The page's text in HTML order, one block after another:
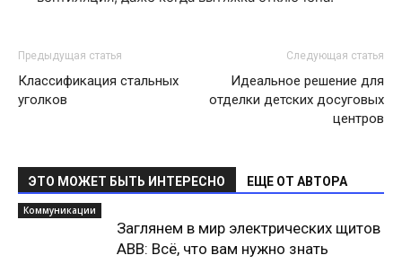
Предыдущая статья
Классификация стальных
уголков
Следующая статья
Идеальное решение для
отделки детских досуговых
центров
ЭТО МОЖЕТ БЫТЬ ИНТЕРЕСНО ЕЩЕ ОТ АВТОРА
Коммуникации
Заглянем в мир электрических щитов
ABB: Всё, что вам нужно знать